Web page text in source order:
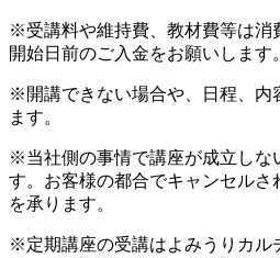
※受講料や維持費、教材費等は消
開始日前のご入金をお願いします。
※開講できない場合や、日程、内
ます。
※当社側の事情で講座が成立しな
す。お客様の都合でキャンセル
を承ります。
※定期講座の受講はよみうりカル